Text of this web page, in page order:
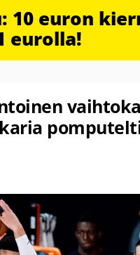
10 euron
eurolla!